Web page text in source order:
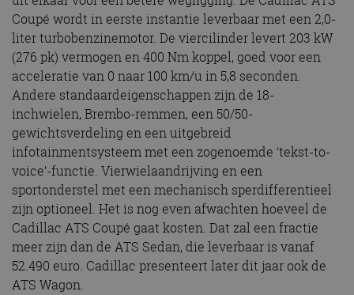
Coupé wordt in eerste instantie leverbaar met een 2,0-
liter turbobenzinemotor. De viercilinder levert 203 kW
(276 pk) vermogen en 400 Nm koppel, goed voor een
acceleratie van 0 naar 100 km/u in 5,8 seconden.
Andere standaardeigenschappen zijn de 18-
inchwielen, Brembo-remmen, een 50/50-
gewichtsverdeling en een uitgebreid
infotainmentsysteem met een zogenoemde ‘tekst-to-
voice’-functie. Vierwielaandrijving en een
sportonderstel met een mechanisch sperdifferentieel
zijn optioneel. Het is nog even afwachten hoeveel de
Cadillac ATS Coupé gaat kosten. Dat zal een fractie
meer zijn dan de ATS Sedan, die leverbaar is vanaf
52.490 euro. Cadillac presenteert later dit jaar ook de
ATS Wagon.